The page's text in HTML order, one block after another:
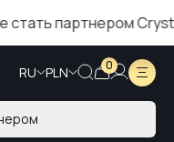
партнером
RU PLN 0